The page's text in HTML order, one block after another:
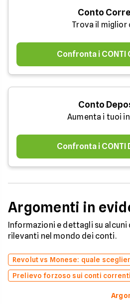
Conto
Trova il miglior
Confronta i CONTI
Conto
Aumenta i tuoi
Confronta i CONTI
Argomenti in
Informazioni e dettagli su alcuni
rilevanti nel mondo dei conti.
Revolut vs Monese: quale
Prelievo forzoso sui conti correnti